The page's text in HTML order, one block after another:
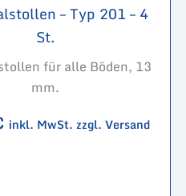
– Typ 201 – 4
St.
für alle Böden, 13
mm.
inkl. MwSt. zzgl. Versand